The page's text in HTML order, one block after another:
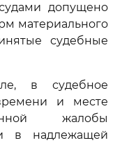
допущено
материального
судебные
в судебное
и месте
жалобы
в надлежащей